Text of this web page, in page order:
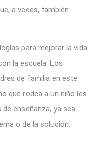
a veces, también
para mejorar la vida
la escuela. Los
de familia en este
que rodea a un niño les
enseñanza, ya sea
o de la solución.